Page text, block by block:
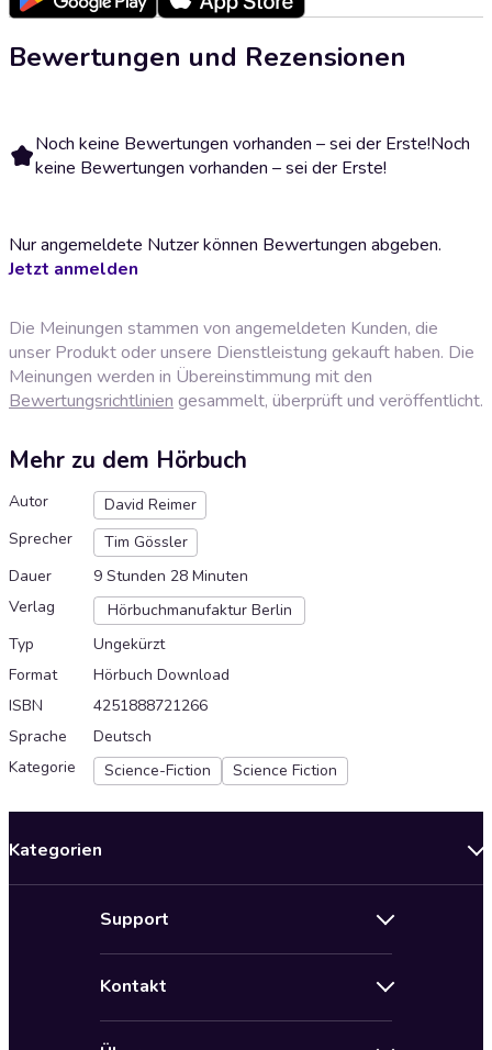
Bewertungen und Rezensionen
Noch keine Bewertungen vorhanden – sei der Erste!Noch
keine Bewertungen vorhanden – sei der Erste!
Nur angemeldete Nutzer können Bewertungen abgeben.
Jetzt anmelden
Die Meinungen stammen von angemeldeten Kunden, die
unser Produkt oder unsere Dienstleistung gekauft haben. Die
Meinungen werden in Übereinstimmung mit den
Bewertungsrichtlinien gesammelt, überprüft und veröffentlicht.
Mehr zu dem Hörbuch
Autor
David Reimer
Sprecher
Tim Gössler
Dauer
9 Stunden 28 Minuten
Verlag
Hörbuchmanufaktur Berlin
Typ
Ungekürzt
Format
Hörbuch Download
ISBN
4251888721266
Sprache
Deutsch
Kategorie
Science-Fiction Science Fiction
Kategorien
Support
AGB für Audioteka Abo
Kontakt